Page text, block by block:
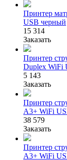
Принтер
USB черный
15 314
Заказать
Принтер
Duplex WiFi
5 143
Заказать
Принтер
A3+ WiFi
38 579
Заказать
Принтер
A3+ WiFi